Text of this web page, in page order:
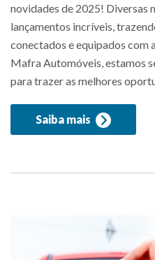
novidades de 2025! Diversas
lançamentos incríveis,
conectados e equipados com
Mafra Automóveis, estamos
para trazer as melhores
Saiba mais